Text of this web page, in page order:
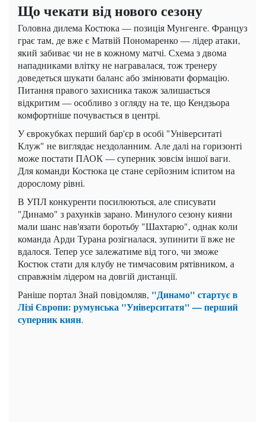
Що чекати від нового сезону
Головна дилема Костюка — позиція Мунгенге. Француз
грає там, де вже є Матвій Пономаренко — лідер атаки,
який забиває чи не в кожному матчі. Схема з двома
нападниками влітку не награвалася, тож тренеру
доведеться шукати баланс або змінювати формацію.
Питання правого захисника також залишається
відкритим — особливо з огляду на те, що Кендзьора
комфортніше почувається в центрі.
У єврокубках перший бар'єр в особі "Університаті
Клуж" не виглядає нездоланним. Але далі на горизонті
може постати ПАОК — суперник зовсім іншої ваги.
Для команди Костюка це стане серйозним іспитом на
дорослому рівні.
В УПЛ конкуренти посилюються, але списувати
"Динамо" з рахунків зарано. Минулого сезону кияни
мали шанс нав'язати боротьбу "Шахтарю", однак коли
команда Арди Турана розігналася, зупинити її вже не
вдалося. Тепер усе залежатиме від того, чи зможе
Костюк стати для клубу не тимчасовим рятівником, а
справжнім лідером на довгій дистанції.
Раніше портал Знай повідомляв, "Динамо" стартує в
Лізі Європи: румунська "Університатя" — перший
суперник киян.